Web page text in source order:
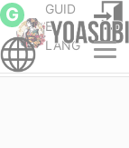
G
GUID
E
LANG
/유흥 교토시